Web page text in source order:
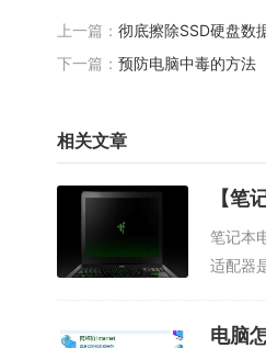
2、停止有问题的服务，改
4、重启电脑，摁F8进“带网
5、搜索病毒的执行文件，
6、对Windows升级打补丁
9、上步完成后，重启计算
上一篇： 彻底擦除SSD硬盘数
下一篇： 预防电脑中毒的方法
相关文章
【笔
笔记本
适配器
电脑